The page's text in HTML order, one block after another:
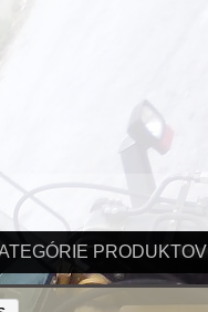
PRODUKTOV